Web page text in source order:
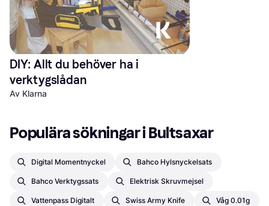
DIY: Allt du behöver ha i
verktygslådan
Av Klarna
Populära sökningar i Bultsaxar
Digital Momentnyckel Bahco Hylsnyckelsats
Bahco Verktygssats Elektrisk Skruvmejsel
Vattenpass Digitalt Swiss Army Knife Våg 0.01g